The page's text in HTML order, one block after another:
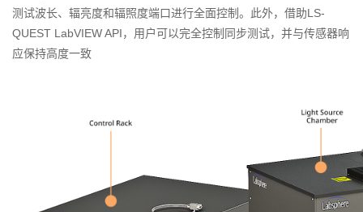
测试波长、辐亮度和辐照度端口进行全面控制。此外，借助LS-
QUEST LabVIEW API，用户可以完全控制同步测试，并与传感器响
应保持高度一致